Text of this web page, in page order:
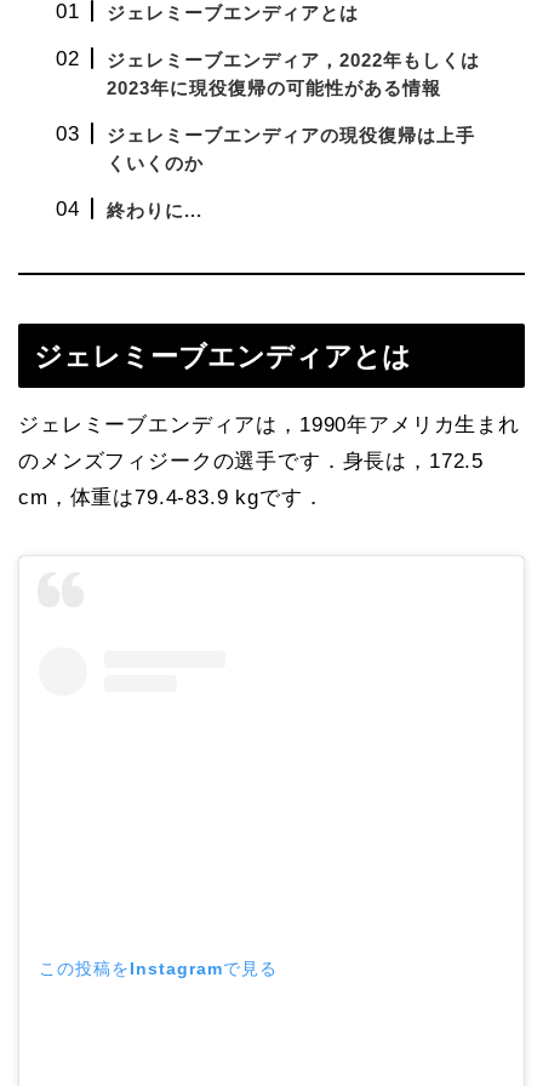
ジェレミーブエンディアとは
ジェレミーブエンディア，2022年もしくは
2023年に現役復帰の可能性がある情報
ジェレミーブエンディアの現役復帰は上手
くいくのか
終わりに...
ジェレミーブエンディアとは
ジェレミーブエンディアは，1990年アメリカ生まれ
のメンズフィジークの選手です．身長は，172.5
cm，体重は79.4-83.9 kgです．
この投稿をInstagramで見る